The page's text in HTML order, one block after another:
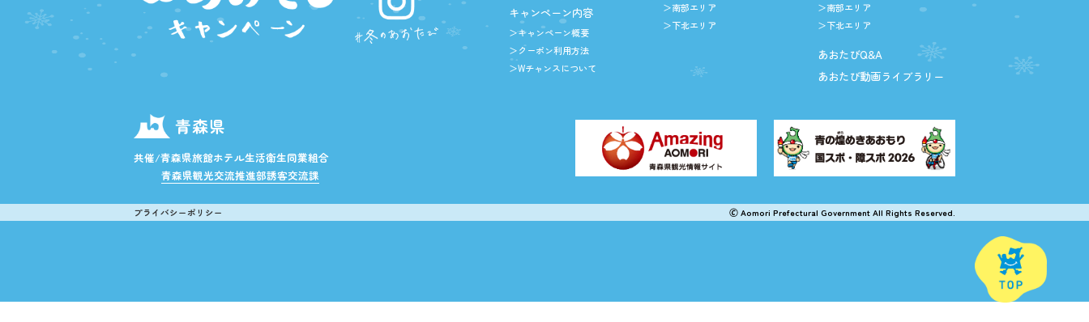
キャンペーン内容
＞キャンペーン概要
＞クーポン利用方法
＞Wチャンスについて
＞南部エリア
＞下北エリア
＞南部エリア
＞下北エリア
あおたびQ&A
あおたび動画ライブラリー
青森県
共催/青森県旅館ホテル生活衛生同業組合
青森県観光交流推進部誘客交流課
プライバシーポリシー 🄫 Aomori Prefectural Government All Rights Reserved.